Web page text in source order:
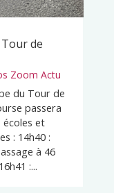
de
Zoom Actu
du Tour de
passera
écoles et
: 14h40 :
à 46
:...